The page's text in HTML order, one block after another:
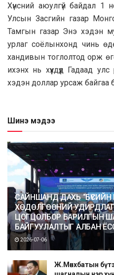
Хүнсний аюулгүй байдал 1
Улсын Засгийн газар
Тамгын газар Энэ хэдэн
урлаг соёлынхонд чинь
хандивын тоглолтод орж
ихэнх нь хүүхдүүд Гадаад
хэдэн доллар урсаж байгаа
Шинэ мэдээ
САЙНШАНД ДАХЬ
ХӨДӨЛГӨӨНИЙ
ЦОГЦОЛБОР БАРИЛГЫН
БАЙГУУЛАЛТЫГ АЛБАН
2026-07-06
Ж.Мөнхбатын